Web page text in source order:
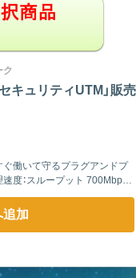
ク
キュリティUTM」販売
ぐ働いて守るプラグアンドプ
度：スループット 700Mbps
搭載で検知率99%...
追加